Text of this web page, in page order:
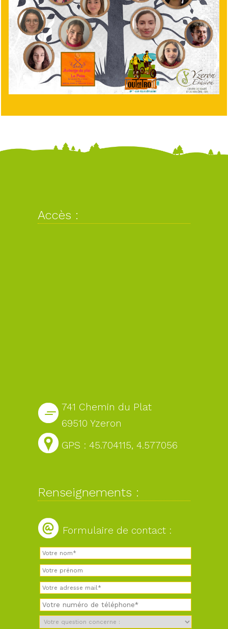
Accès :
741 Chemin du Plat
69510 Yzeron
GPS : 45.704115, 4.577056
Renseignements :
Formulaire de contact :